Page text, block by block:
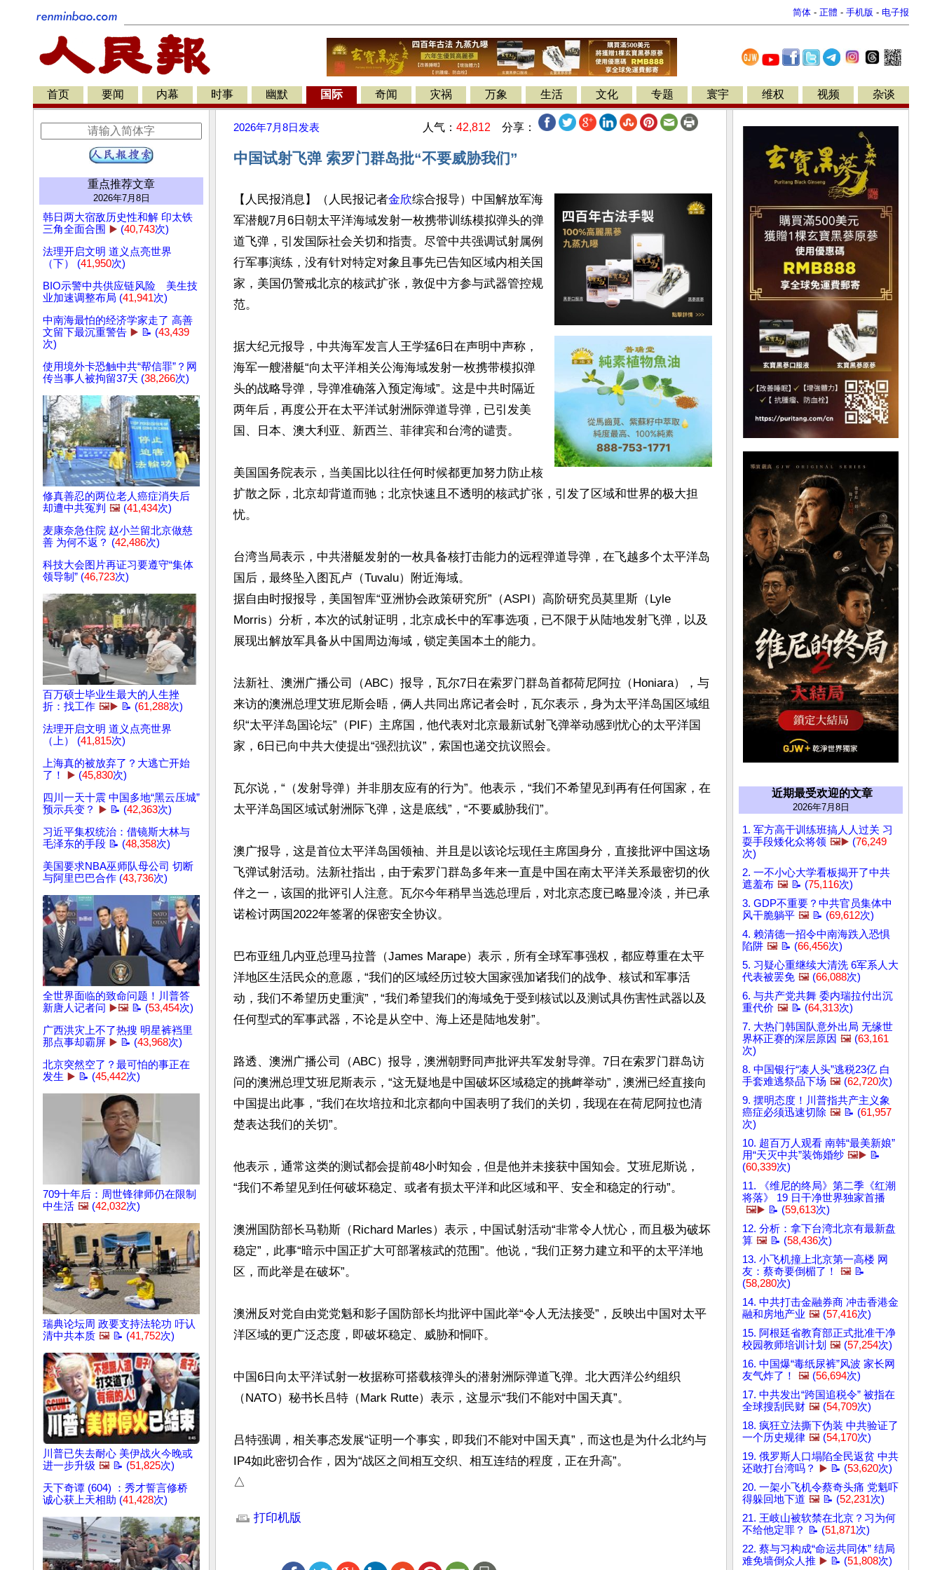
简体 - 正體 - 手机版 - 电子报
首页 要闻 内幕 时事 幽默 国际 奇闻 灾祸 万象 生活 文化 专题 寰宇 维权 视频 杂谈
重点推荐文章
2026年7月8日
韩日两大宿敌历史性和解 印太铁
三角全面合围 ▶️ (40,743次)
法理开启文明 道义点亮世界
（下） (41,950次)
BIO示警中共供应链风险 美生技
业加速调整布局 (41,941次)
中南海最怕的经济学家走了 高善
文留下最沉重警告 ▶️ 📝 (43,439
次)
使用境外卡恐触中共“帮信罪”？网
传当事人被拘留37天 (38,266次)
修真善忍的两位老人癌症消失后
却遭中共冤判 🖼️ (41,434次)
麦康奈急住院 赵小兰留北京做慈
善 为何不返？ (42,486次)
科技大会图片再证习要遵守“集体
领导制” (46,723次)
百万硕士毕业生最大的人生挫
折：找工作 🖼️▶️ 📝 (61,288次)
法理开启文明 道义点亮世界
（上） (41,815次)
上海真的被放弃了？大逃亡开始
了！
▶️ (45,830次)
四川一天十震 中国多地“黑云压城”
预示兵变？
▶️ 📝 (42,363次)
习近平集权统治：借镜斯大林与
毛泽东的手段 📝 (48,358次)
美国要求NBA巫师队母公司 切断
与阿里巴巴合作 (43,736次)
全世界面临的致命问题！川普答
新唐人记者问 ▶️🖼️ 📝 (53,454次)
广西洪灾上不了热搜 明星裤裆里
那点事却霸屏 ▶️ 📝 (43,968次)
北京突然空了？最可怕的事正在
发生 ▶️ 📝 (45,442次)
709十年后：周世锋律师仍在限制
中生活 🖼️ (42,032次)
瑞典论坛周 政要支持法轮功 吁认
清中共本质 🖼️ 📝 (41,752次)
川普已失去耐心 美伊战火今晚或
进一步升级 🖼️ 📝 (51,825次)
天下奇谭 (604) ：秀才誓言修桥
诚心获上天相助 (41,428次)
2026年7月8日 发表 人气： 42,812 分享：
中国试射飞弹 索罗门群岛批“不要威胁我们”
【人民报消息】（人民报记者金欣综合报导）中国解放军海
军潜舰7月6日朝太平洋海域发射一枚携带训练模拟弹头的弹
道飞弹，引发国际社会关切和指责。尽管中共强调试射属例
行军事演练，没有针对特定对象且事先已告知区域内相关国
家，美国仍警戒北京的核武扩张，敦促中方参与武器管控规
范。
据大纪元报导，中共海军发言人王学猛6日在声明中声称，
海军一艘潜艇“向太平洋相关公海海域发射一枚携带模拟弹
头的战略导弹，导弹准确落入预定海域”。这是中共时隔近
两年后，再度公开在太平洋试射洲际弹道导弹，已引发美
国、日本、澳大利亚、新西兰、菲律宾和台湾的谴责。
美国国务院表示，当美国比以往任何时候都更加努力防止核
扩散之际，北京却背道而驰；北京快速且不透明的核武扩张，引发了区域和世界的极大担
忧。
台湾当局表示，中共潜艇发射的一枚具备核打击能力的远程弹道导弹，在飞越多个太平洋岛
国后，最终坠入图瓦卢（Tuvalu）附近海域。
据自由时报报导，美国智库“亚洲协会政策研究所”（ASPI）高阶研究员莫里斯（Lyle
Morris）分析，本次的试射证明，北京成长中的军事选项，已不限于从陆地发射飞弹，以及
展现出解放军具备从中国周边海域，锁定美国本土的能力。
法新社、澳洲广播公司（ABC）报导，瓦尔7日在索罗门群岛首都荷尼阿拉（Honiara），与
来访的澳洲总理艾班尼斯会晤，俩人共同出席记者会时，瓦尔表示，身为太平洋岛国区域组
织“太平洋岛国论坛”（PIF）主席国，他代表对北京最新试射飞弹举动感到忧心的太平洋国
家，6日已向中共大使提出“强烈抗议”，索国也递交抗议照会。
瓦尔说，“（发射导弹）并非朋友应有的行为”。他表示，“我们不希望见到再有任何国家，在
太平洋岛国区域试射洲际飞弹，这是底线”，“不要威胁我们”。
澳广报导，这是首位太平洋岛国领袖、并且是以该论坛现任主席国身分，直接批评中国这场
飞弹试射活动。法新社指出，由于索罗门群岛多年来一直是中国在南太平洋关系最密切的伙
伴之一，该国的批评引人注意。瓦尔今年稍早当选总理后，对北京态度已略显冷淡，并已承
诺检讨两国2022年签署的保密安全协议。
巴布亚纽几内亚总理马拉普（James Marape）表示，所有全球军事强权，都应尊重在太平
洋地区生活民众的意愿，“我们的区域经历过较大国家强加诸我们的战争、核试和军事活
动，我们不希望历史重演”，“我们希望我们的海域免于受到核试以及测试具伤害性武器以及
任何型式的军事武器，不论是从空中、海上还是陆地发射”。
路透、澳洲广播公司（ABC）报导，澳洲朝野同声批评共军发射导弹。7日在索罗门群岛访
问的澳洲总理艾班尼斯表示，“这无疑地是中国破坏区域稳定的挑衅举动”，澳洲已经直接向
中国提出此事，“我们在坎培拉和北京都向中国表明了我们的关切，我现在在荷尼阿拉也清
楚表达我们的关切”。
他表示，通常这类的测试都会提前48小时知会，但是他并未接获中国知会。艾班尼斯说，
“我们不希望见到任何破坏稳定、或者有损太平洋和此区域和平、安全和稳定的行动”。
澳洲国防部长马勒斯（Richard Marles）表示，中国试射活动“非常令人忧心，而且极为破坏
稳定”，此事“暗示中国正扩大可部署核武的范围”。他说，“我们正努力建立和平的太平洋地
区，而此举是在破坏”。
澳洲反对党自由党党魁和影子国防部长均批评中国此举“令人无法接受”，反映出中国对太平
洋区域的更广泛态度，即破坏稳定、威胁和恫吓。
中国6日向太平洋试射一枚据称可搭载核弹头的潜射洲际弹道飞弹。北大西洋公约组织
（NATO）秘书长吕特（Mark Rutte）表示，这显示“我们不能对中国天真”。
吕特强调，相关事态发展“证明一个事实，即我们不能对中国天真”，而这也是为什么北约与
IP4如此密切合作，因为“战区之间相互交织、相互连结的程度，正在升高”。
△
打印机版
近期最受欢迎的文章
2026年7月8日
1. 军方高干训练班搞人人过关 习
耍手段矮化众将领 🖼️▶️ (76,249
次)
2. 一不小心大学看板揭开了中共
遮羞布 🖼️ 📝 (75,116次)
3. GDP不重要？中共官员集体中
风干脆躺平 🖼️ 📝 (69,612次)
4. 赖清德一招令中南海跌入恐惧
陷阱 🖼️ 📝 (66,456次)
5. 习疑心重继续大清洗 6军系人大
代表被罢免 🖼️ (66,088次)
6. 与共产党共舞 委内瑞拉付出沉
重代价 🖼️ 📝 (64,313次)
7. 大热门韩国队意外出局 无缘世
界杯正赛的深层原因 🖼️ (63,161
次)
8. 中国银行“凑人头”逃税23亿 白
手套难逃祭品下场 🖼️ (62,720次)
9. 摆明态度！川普指共产主义象
癌症必须迅速切除 🖼️ 📝 (61,957
次)
10. 超百万人观看 南韩“最美新娘”
用“天灭中共”装饰婚纱 🖼️▶️ 📝
(60,339次)
11. 《维尼的终局》第二季《红潮
将落》 19 日干净世界独家首播
🖼️▶️ 📝 (59,613次)
12. 分析：拿下台湾北京有最新盘
算 🖼️ 📝 (58,436次)
13. 小飞机撞上北京第一高楼 网
友：蔡奇要倒楣了！
🖼️ 📝
(58,280次)
14. 中共打击金融券商 冲击香港金
融和房地产业 🖼️ (57,416次)
15. 阿根廷省教育部正式批准干净
校园教师培训计划 🖼️ (57,254次)
16. 中国爆“毒纸尿裤”风波 家长网
友气炸了！
🖼️ (56,694次)
17. 中共发出“跨国追税令” 被指在
全球搜刮民财 🖼️ (54,709次)
18. 疯狂立法撕下伪装 中共验证了
一个历史规律 🖼️ (54,170次)
19. 俄罗斯人口塌陷全民返贫 中共
还敢打台湾吗？
▶️ 📝 (53,620次)
20. 一架小飞机令蔡奇头痛 党魁吓
得躲回地下道 🖼️ 📝 (52,231次)
21. 王岐山被软禁在北京？习为何
不给他定罪？ 📝 (51,871次)
22. 蔡与习构成“命运共同体” 结局
难免墙倒众人推 ▶️ 📝 (51,808次)